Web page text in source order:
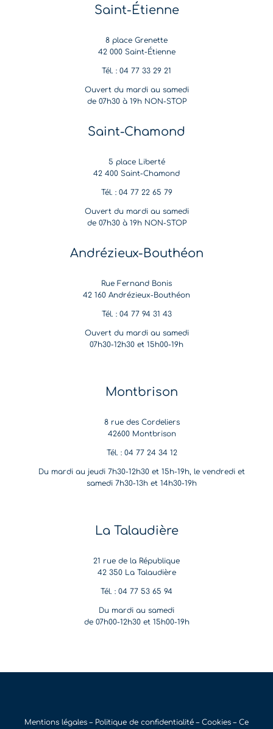
Saint-Étienne
8 place Grenette
42 000 Saint-Étienne
Tél. : 04 77 33 29 21
Ouvert du mardi au samedi
de 07h30 à 19h NON-STOP
Saint-Chamond
5 place Liberté
42 400 Saint-Chamond
Tél. : 04 77 22 65 79
Ouvert du mardi au samedi
de 07h30 à 19h NON-STOP
Andrézieux-Bouthéon
Rue Fernand Bonis
42 160 Andrézieux-Bouthéon
Tél. : 04 77 94 31 43
Ouvert du mardi au samedi
07h30-12h30 et 15h00-19h
Montbrison
8 rue des Cordeliers
42600 Montbrison
Tél. : 04 77 24 34 12
Du mardi au jeudi 7h30-12h30 et 15h-19h, le vendredi et
samedi 7h30-13h et 14h30-19h
La Talaudière
21 rue de la République
42 350 La Talaudière
Tél. : 04 77 53 65 94
Du mardi au samedi
de 07h00-12h30 et 15h00-19h
Mentions légales – Politique de confidentialité – Cookies – Ce